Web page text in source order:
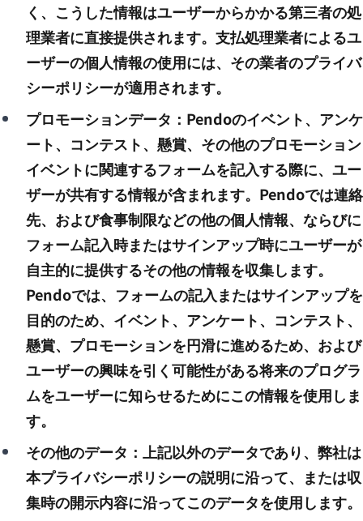
く、こうした情報はユーザーからかかる第三者の処
理業者に直接提供されます。支払処理業者によるユ
ーザーの個人情報の使用には、その業者のプライバ
シーポリシーが適用されます。
プロモーションデータ：Pendoのイベント、アンケ
ート、コンテスト、懸賞、その他のプロモーション
イベントに関連するフォームを記入する際に、ユー
ザーが共有する情報が含まれます。Pendoでは連絡
先、および食事制限などの他の個人情報、ならびに
フォーム記入時またはサインアップ時にユーザーが
自主的に提供するその他の情報を収集します。
Pendoでは、フォームの記入またはサインアップを
目的のため、イベント、アンケート、コンテスト、
懸賞、プロモーションを円滑に進めるため、および
ユーザーの興味を引く可能性がある将来のプログラ
ムをユーザーに知らせるためにこの情報を使用しま
す。
その他のデータ：上記以外のデータであり、弊社は
本プライバシーポリシーの説明に沿って、または収
集時の開示内容に沿ってこのデータを使用します。